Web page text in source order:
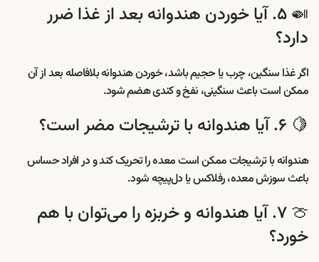
🍛 ۵. آیا خوردن هندوانه بعد از غذا ضرر
دارد؟
اگر غذا سنگین، چرب یا حجیم باشد، خوردن هندوانه بلافاصله بعد از آن
ممکن است باعث سنگینی، نفخ و کندی هضم شود.
🍋 ۶. آیا هندوانه با ترشیجات مضر است؟
هندوانه با ترشیجات ممکن است معده را تحریک کند و در افراد حساس
باعث سوزش معده، رفلاکس یا دل‌پیچه شود.
🍈 ۷. آیا هندوانه و خربزه را می‌توان با هم
خورد؟